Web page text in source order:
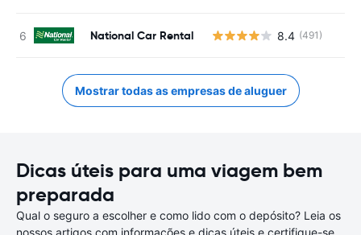
National Car Rental 8.4 (491)
Mostrar todas as empresas de aluguer
Dicas úteis para uma viagem bem
preparada
Qual o seguro a escolher e como lido com o depósito? Leia os
nossos artigos com informações e dicas úteis e certifique-se